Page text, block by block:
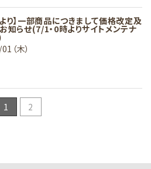
り】一部商品につきまして価格改定及
知らせ(7/1・0時よりサイトメンテナ
（木）
1 2